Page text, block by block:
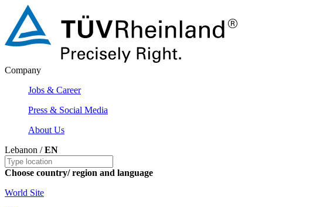
Company
Jobs & Career
Press & Social Media
About Us
Lebanon /EN
Choose country/ region and language
World Site